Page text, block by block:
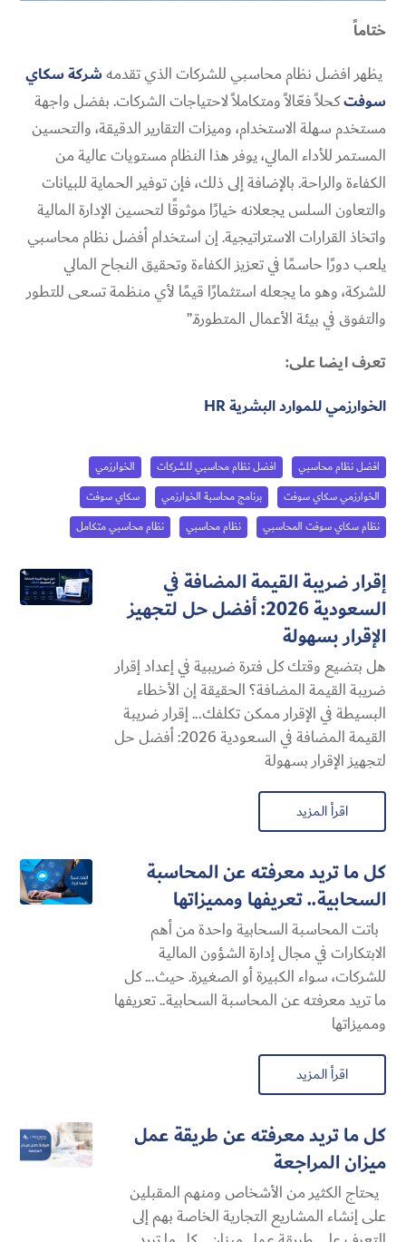
ختاماً
يظهر افضل نظام محاسبي للشركات الذي تقدمهشركة سكاي
سوفتكحلاً فعّالاً ومتكاملاً لاحتياجات الشركات. بفضل واجهة
مستخدم سهلة الاستخدام، وميزات التقارير الدقيقة، والتحسين
المستمر للأداء المالي، يوفر هذا النظام مستويات عالية من
الكفاءة والراحة. بالإضافة إلى ذلك، فإن توفير الحماية للبيانات
والتعاون السلس يجعلانه خيارًا موثوقًا لتحسين الإدارة المالية
واتخاذ القرارات الاستراتيجية. إن استخدام أفضل نظام محاسبي
يلعب دورًا حاسمًا في تعزيز الكفاءة وتحقيق النجاح المالي
للشركة، وهو ما يجعله استثمارًا قيمًا لأي منظمة تسعى للتطور
والتفوق في بيئة الأعمال المتطورة.”
تعرف ايضا على:
الخوارزمي للموارد البشرية HR
افضل نظام محاسبي افضل نظام محاسبي للشركات
الخوارزمي
الخوارزمي سكاي سوفت
برنامج محاسبة الخوارزمي
سكاي سوفت
نظام سكاي سوفت المحاسبي
نظام محاسبي نظام محاسبي متكامل
إقرار ضريبة القيمة المضافة في
السعودية 2026: أفضل حل لتجهيز
الإقرار بسهولة
هل بتضيع وقتك كل فترة ضريبية في إعداد إقرار
ضريبة القيمة المضافة؟ الحقيقة إن الأخطاء
البسيطة في الإقرار ممكن تكلفك... إقرار ضريبة
القيمة المضافة في السعودية 2026: أفضل حل
لتجهيز الإقرار بسهولة
اقرأ المزيد
كل ما تريد معرفته عن المحاسبة
السحابية​.. تعريفها ومميزاتها
باتت المحاسبة السحابية​ واحدة من أهم
الابتكارات في مجال إدارة الشؤون المالية
للشركات، سواء الكبيرة أو الصغيرة. حيث... كل
ما تريد معرفته عن المحاسبة السحابية​.. تعريفها
ومميزاتها
اقرأ المزيد
كل ما تريد معرفته عن طريقة عمل
ميزان المراجعة
يحتاج الكثير من الأشخاص ومنهم المقبلين
على إنشاء المشاريع التجارية الخاصة بهم إلى